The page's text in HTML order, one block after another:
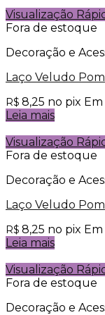
Visualização
Fora de estoque
Decoração e
Laço Veludo
R$ 8,25 no pix
Leia mais
Visualização
Fora de estoque
Decoração e
Laço Veludo
R$ 8,25 no pix
Leia mais
Visualização
Fora de estoque
Decoração e